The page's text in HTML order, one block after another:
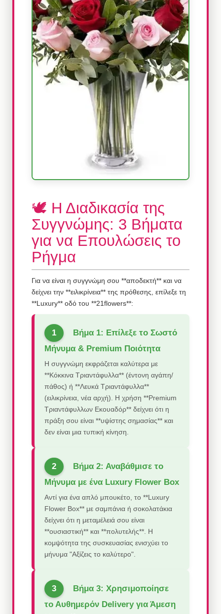
🕊️ Η Διαδικασία της
Συγγνώμης: 3 Βήματα
για να Επουλώσεις το
Ρήγμα
Για να είναι η συγγνώμη σου **αποδεκτή** και να
δείχνει την **ειλικρίνεια** της πρόθεσης, επίλεξε τη
**Luxury** οδό του **21flowers**:
Βήμα 1: Επίλεξε το Σωστό
Μήνυμα & Premium Ποιότητα
Η συγγνώμη εκφράζεται καλύτερα με
**Κόκκινα Τριαντάφυλλα** (έντονη αγάπη/
πάθος) ή **Λευκά Τριαντάφυλλα**
(ειλικρίνεια, νέα αρχή). Η χρήση **Premium
Τριαντάφυλλων Εκουαδόρ** δείχνει ότι η
πράξη σου είναι **υψίστης σημασίας** και
δεν είναι μια τυπική κίνηση.
Βήμα 2: Αναβάθμισε το
Μήνυμα με ένα Luxury Flower Box
Αντί για ένα απλό μπουκέτο, το **Luxury
Flower Box** με σαμπάνια ή σοκολατάκια
δείχνει ότι η μεταμέλειά σου είναι
**ουσιαστική** και **πολυτελής**. Η
κομψότητα της συσκευασίας ενισχύει το
μήνυμα "Αξίζεις το καλύτερο".
Βήμα 3: Χρησιμοποίησε
το Αυθημερόν Delivery για Άμεση